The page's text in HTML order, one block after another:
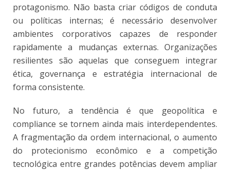
protagonismo. Não basta criar códigos de conduta
ou políticas internas; é necessário desenvolver
ambientes corporativos capazes de responder
rapidamente a mudanças externas. Organizações
resilientes são aquelas que conseguem integrar
ética, governança e estratégia internacional de
forma consistente.
No futuro, a tendência é que geopolítica e
compliance se tornem ainda mais interdependentes.
A fragmentação da ordem internacional, o aumento
do protecionismo econômico e a competição
tecnológica entre grandes potências devem ampliar